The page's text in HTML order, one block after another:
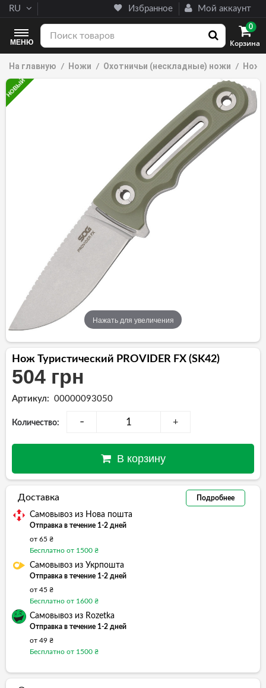
Избранное Мой аккаунт
RU
Корзина
0
МЕНЮ
На главную Ножи Охотничьи (нескладные) ножи Нож
НОВЫЙ
Нажать для увеличения
Нож Туристический PROVIDER FX (SK42)
504 грн
Артикул: 00000093050
Количество: - +
В корзину
Доставка Подробнее
Самовывоз из Нова пошта
Отправка в течение 1-2 дней
от 65 ₴
Бесплатно от 1500 ₴
Самовывоз из Укрпошта
Отправка в течение 1-2 дней
от 45 ₴
Бесплатно от 1600 ₴
Самовывоз из Rozetka
Отправка в течение 1-2 дней
от 49 ₴
Бесплатно от 1500 ₴